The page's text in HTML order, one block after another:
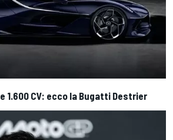
1.600 CV: ecco la Bugatti Destrier